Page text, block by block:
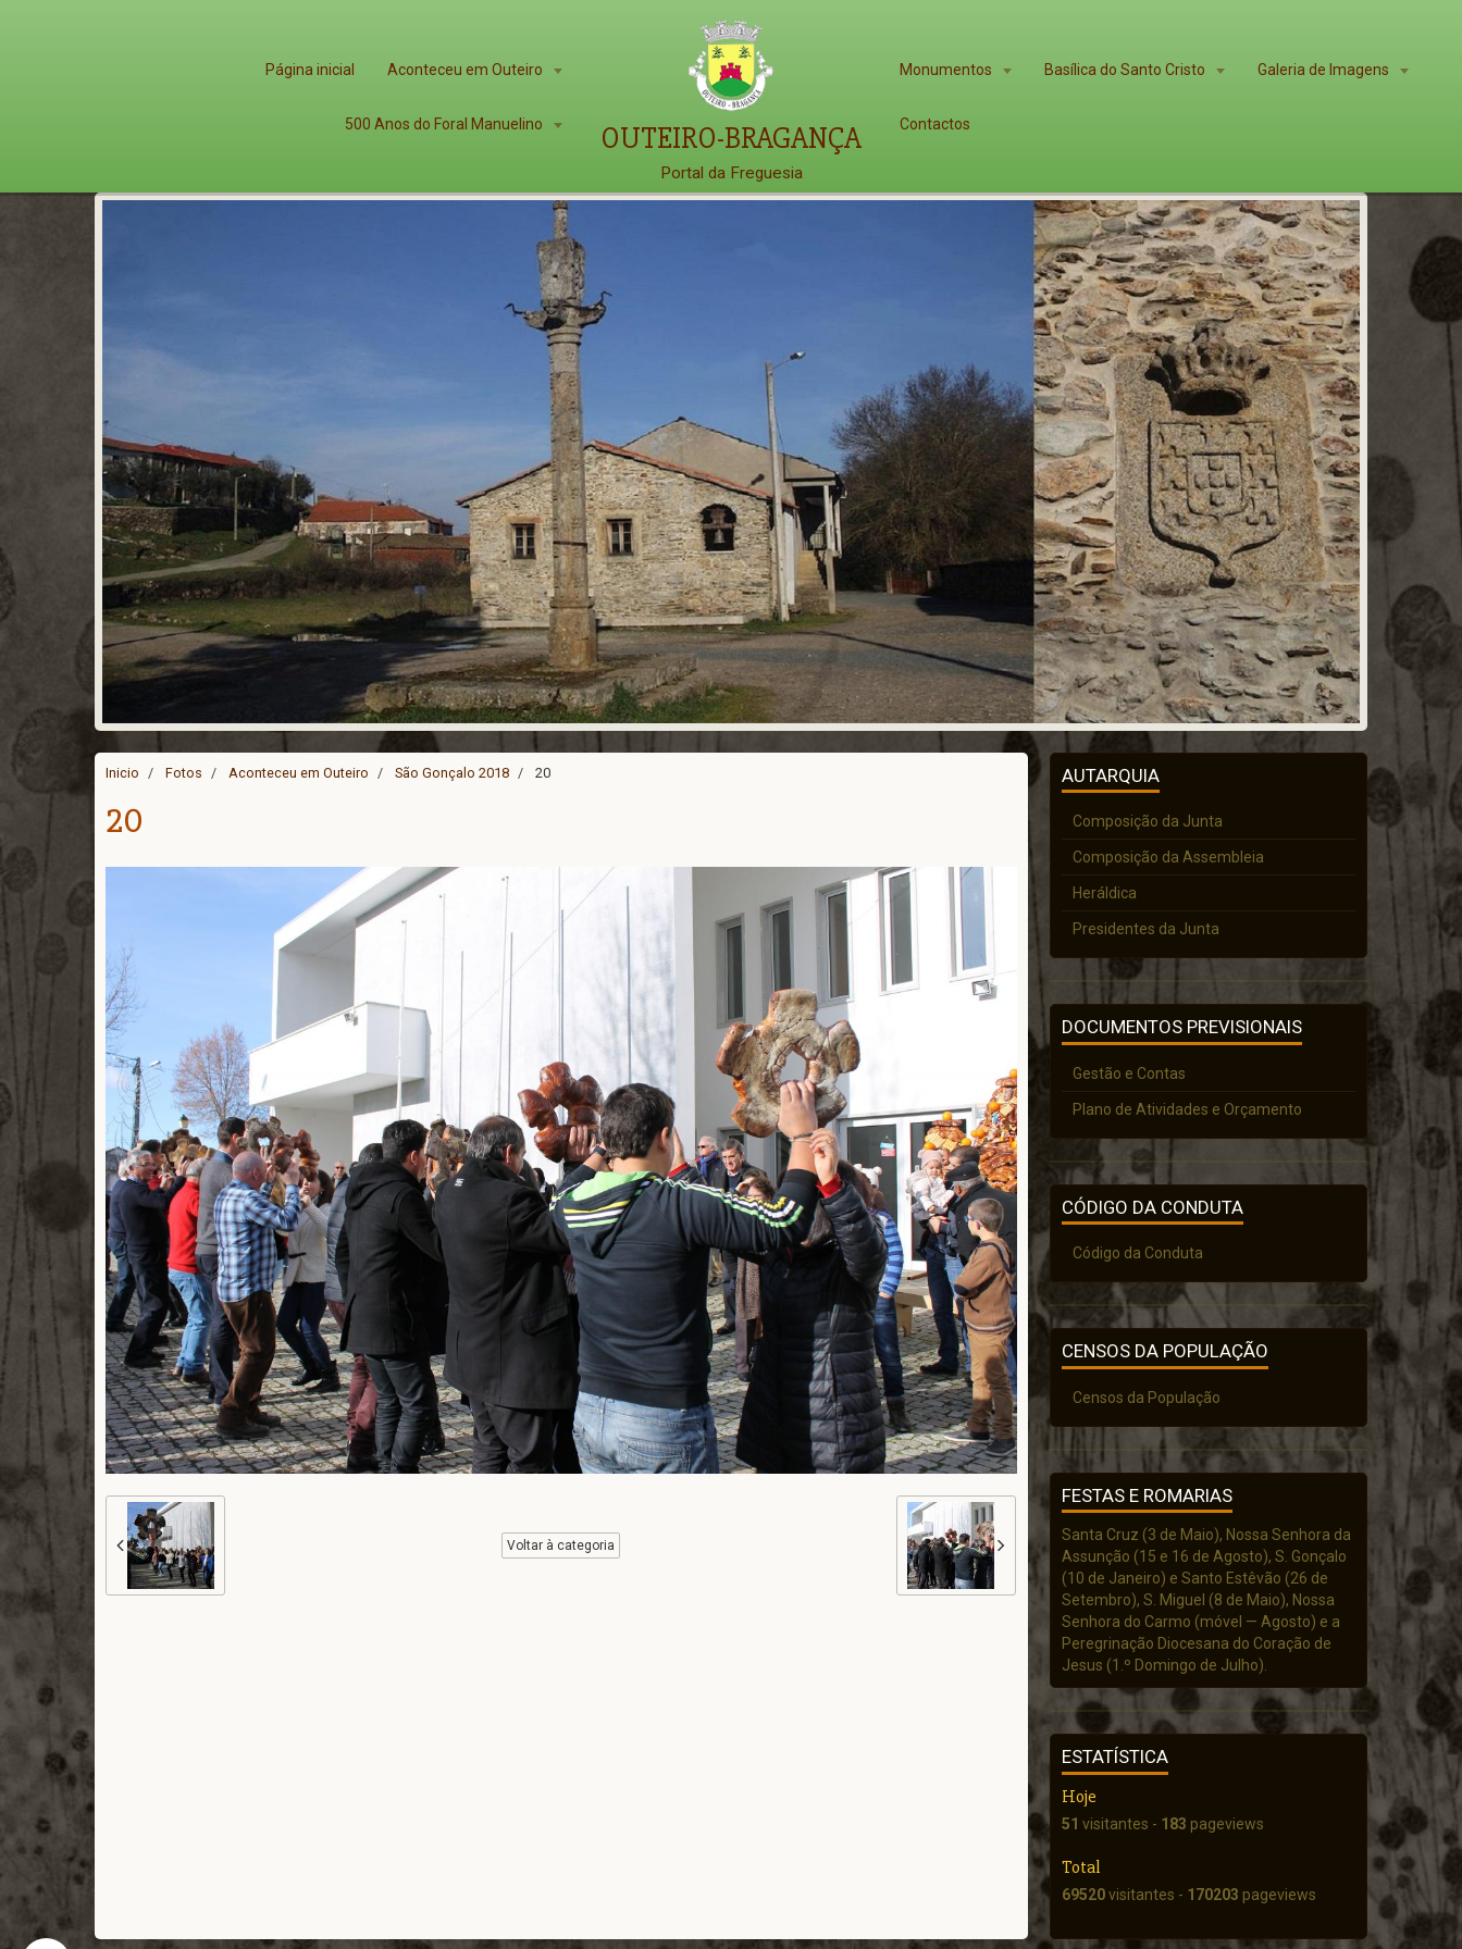
Página inicial Aconteceu em Outeiro
500 Anos do Foral Manuelino OUTEIRO-BRAGANÇA
Portal da Freguesia
Monumentos Basílica do Santo Cristo Galeria de Imagens
Contactos
Inicio Fotos Aconteceu em Outeiro São Gonçalo 2018 20
20
Voltar à categoria
AUTARQUIA
Composição da Junta
Composição da Assembleia
Heráldica
Presidentes da Junta
DOCUMENTOS PREVISIONAIS
Gestão e Contas
Plano de Atividades e Orçamento
CÓDIGO DA CONDUTA
Código da Conduta
CENSOS DA POPULAÇÃO
Censos da População
FESTAS E ROMARIAS
Santa Cruz (3 de Maio), Nossa Senhora da
Assunção (15 e 16 de Agosto), S. Gonçalo
(10 de Janeiro) e Santo Estêvão (26 de
Setembro), S. Miguel (8 de Maio), Nossa
Senhora do Carmo (móvel — Agosto) e a
Peregrinação Diocesana do Coração de
Jesus (1.º Domingo de Julho).
ESTATÍSTICA
Hoje
51 visitantes - 183 pageviews
Total
69520visitantes - 170203 pageviews